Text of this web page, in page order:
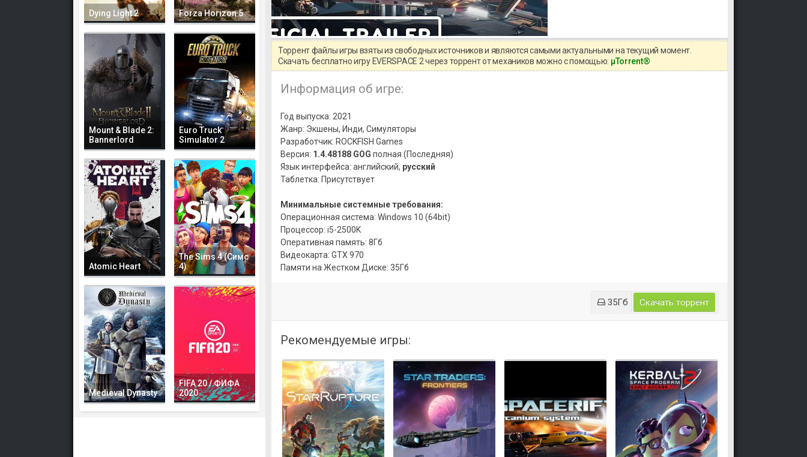
Торрент файлы игры взяты из свободных источников и являются самыми актуальными на текущий момент.
Скачать бесплатно игру EVERSPACE 2 через торрент от механиков можно с помощью: μTorrent®
Информация об игре:
Год выпуска: 2021
Жанр: Экшены, Инди, Симуляторы
Разработчик: ROCKFISH Games
Версия: 1.4.48188 GOG полная (Последняя)
Язык интерфейса: английский, русский
Таблетка: Присутствует
Минимальные системные требования:
Операционная система: Windows 10 (64bit)
Процессор: i5-2500K
Оперативная память: 8Гб
Видеокарта: GTX 970
Памяти на Жестком Диске: 35Гб
35Гб Скачать торрент
Рекомендуемые игры:
Dying Light 2 Forza Horizon 5
Mount & Blade 2:
Bannerlord
Euro Truck
Simulator 2
Atomic Heart
The Sims 4 (Симс
4)
Medieval Dynasty
FIFA 20 / ФИФА
2020